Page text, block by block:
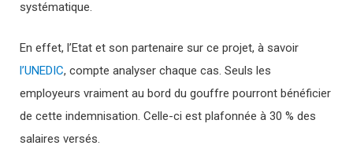
systématique.
En effet, l’Etat et son partenaire sur ce projet, à savoir
l’UNEDIC, compte analyser chaque cas. Seuls les
employeurs vraiment au bord du gouffre pourront bénéficier
de cette indemnisation. Celle-ci est plafonnée à 30 % des
salaires versés.